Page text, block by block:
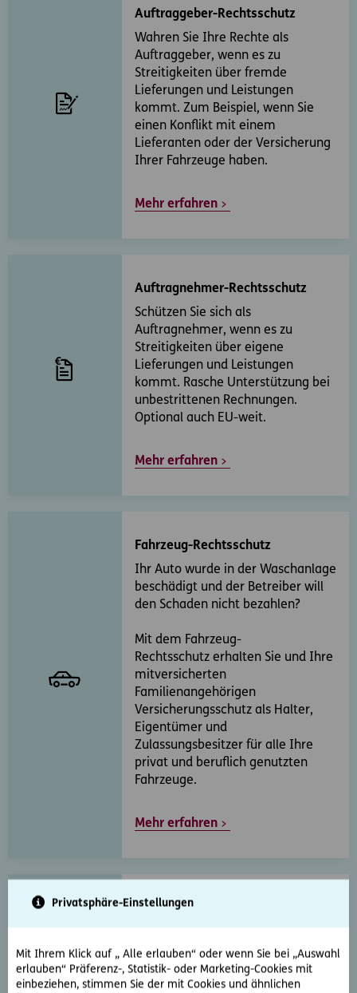
Privatsphäre-Einstellungen
Mit Ihrem Klick auf „ Alle erlauben“ oder wenn Sie bei „Auswahl
erlauben“ Präferenz-, Statistik- oder Marketing-Cookies mit
einbeziehen, stimmen Sie der mit Cookies und ähnlichen
Auftraggeber-Rechtsschutz
Wahren Sie Ihre Rechte als
Auftraggeber, wenn es zu
Streitigkeiten über fremde
Lieferungen und Leistungen
kommt. Zum Beispiel, wenn Sie
einen Konflikt mit einem
Lieferanten oder der Versicherung
Ihrer Fahrzeuge haben.
Mehr erfahren
Auftragnehmer-Rechtsschutz
Schützen Sie sich als
Auftragnehmer, wenn es zu
Streitigkeiten über eigene
Lieferungen und Leistungen
kommt. Rasche Unterstützung bei
unbestrittenen Rechnungen.
Optional auch EU-weit.
Mehr erfahren
Fahrzeug-Rechtsschutz
Ihr Auto wurde in der Waschanlage
beschädigt und der Betreiber will
den Schaden nicht bezahlen?
Mit dem Fahrzeug-
Rechtsschutz erhalten Sie und Ihre
mitversicherten
Familienangehörigen
Versicherungsschutz als Halter,
Eigentümer und
Zulassungsbesitzer für alle Ihre
privat und beruflich genutzten
Fahrzeuge.
Mehr erfahren
Straf-Rechtsschutz
Gerichten und
Verwaltungsbehörden wegen
fahrlässiger Straftaten und bei